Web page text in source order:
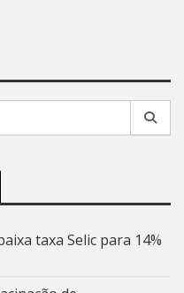
taxa Selic para 14%